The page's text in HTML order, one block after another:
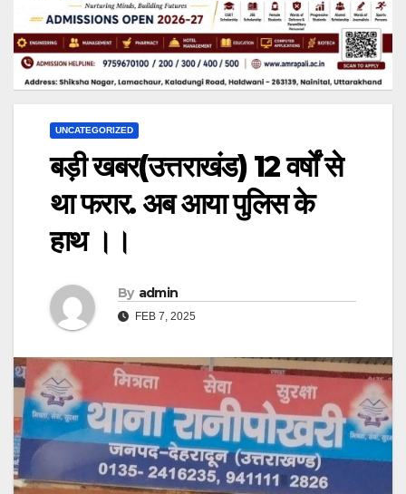
UNCATEGORIZED
बड़ी खबर(उत्तराखंड) 12 वर्षों से
था फरार. अब आया पुलिस के
हाथ ।।
By admin
FEB 7, 2025